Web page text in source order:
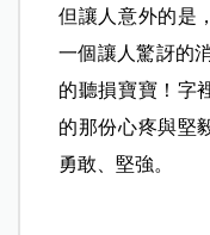
但讓人意外的是
一個讓人驚訝的
的聽損寶寶！字
的那份心疼與堅
勇敢、堅強。